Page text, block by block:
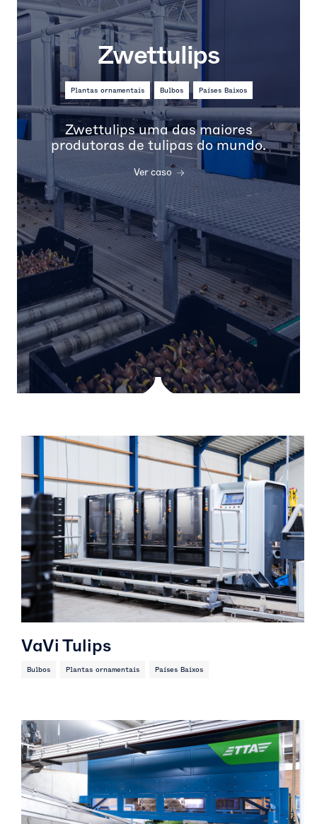
Zwettulips
Plantas ornamentais Bulbos Países Baixos
Zwettulips uma das maiores
produtoras de tulipas do mundo.
Ver caso
VaVi Tulips
Bulbos Plantas ornamentais Países Baixos